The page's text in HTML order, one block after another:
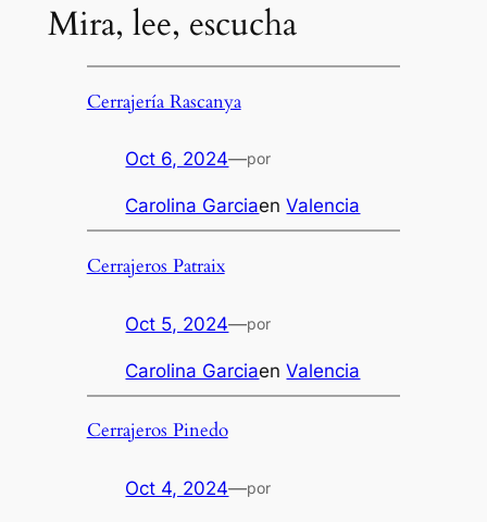
Mira, lee, escucha
Cerrajería Rascanya
Oct 6, 2024—por
Carolina GarciaenValencia
Cerrajeros Patraix
Oct 5, 2024—por
Carolina GarciaenValencia
Cerrajeros Pinedo
Oct 4, 2024—por